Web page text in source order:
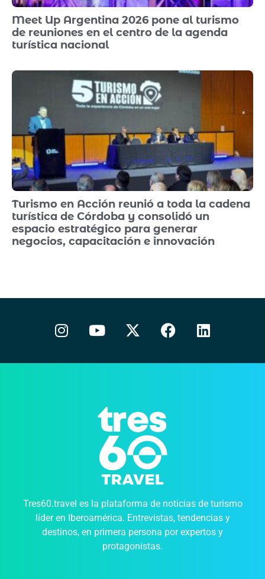
Meet Up Argentina 2026 pone al turismo
de reuniones en el centro de la agenda
turística nacional
Turismo en Acción reunió a toda la cadena
turística de Córdoba y consolidó un
espacio estratégico para generar
negocios, capacitación e innovación
Tres60.travel es la plataforma de noticias de turismo
líder en Iberoamérica. Entrevistas, tendencias y
destinos, en primera persona por expertos y
protagonistas.